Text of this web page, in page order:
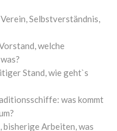
Selbstverständnis,
welche
Stand, wie geht`s
was kommt
Arbeiten, was